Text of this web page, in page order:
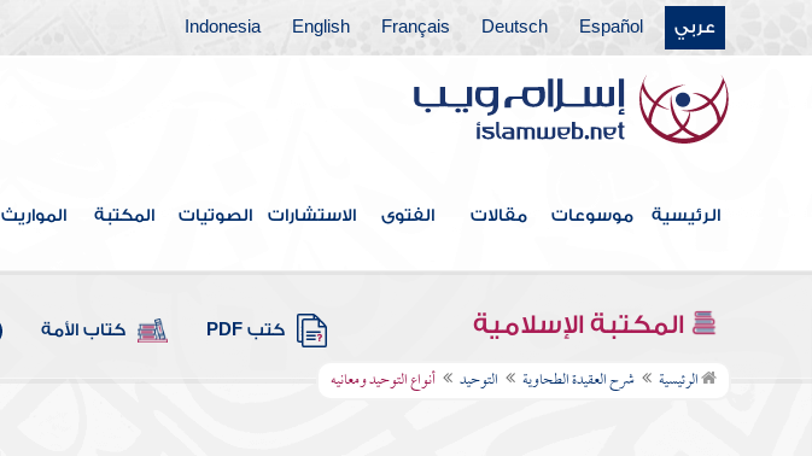
عربي Español
Deutsch
Français
English
Indonesia
الرئيسية موسوعات مقالات الفتوى الاستشارات الصوتيات المكتبة المواريث
المكتبة الإسلامية كتب PDF كتاب الأمة
الرئيسية شرح العقيدة الطحاوية التوحيد أنواع التوحيد ومعانيه
فهرس الكتاب
مقدمة الشارح
التوحيد